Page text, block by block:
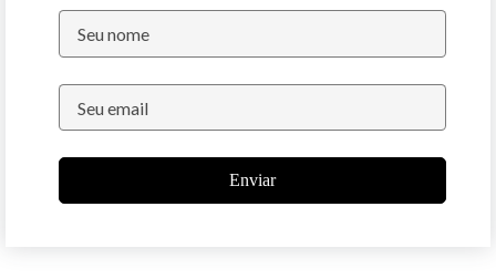
Enviar